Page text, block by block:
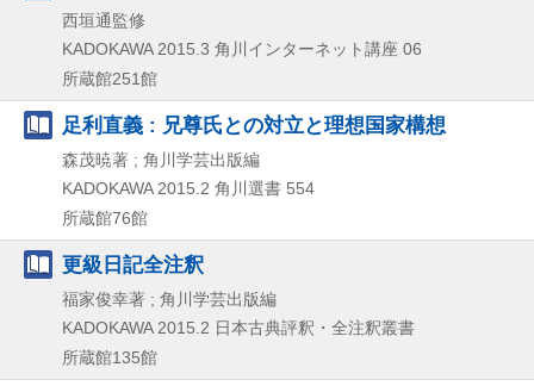
西垣通監修
KADOKAWA 2015.3 角川インターネット講座 06
所蔵館251館
足利直義 : 兄尊氏との対立と理想国家構想
森茂暁著 ; 角川学芸出版編
KADOKAWA 2015.2 角川選書 554
所蔵館76館
更級日記全注釈
福家俊幸著 ; 角川学芸出版編
KADOKAWA 2015.2 日本古典評釈・全注釈叢書
所蔵館135館